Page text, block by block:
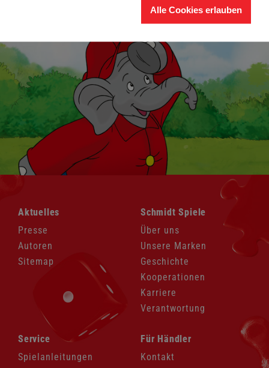
Alle Cookies erlauben
>
überspringen
Aktuelles
Presse
Autoren
Sitemap
Navigation
überspringen
Schmidt Spiele
Über uns
Unsere Marken
Geschichte
Kooperationen
Karriere
Verantwortung
Navigation
überspringen
Service
Spielanleitungen
Navigation
überspringen
Für Händler
Kontakt